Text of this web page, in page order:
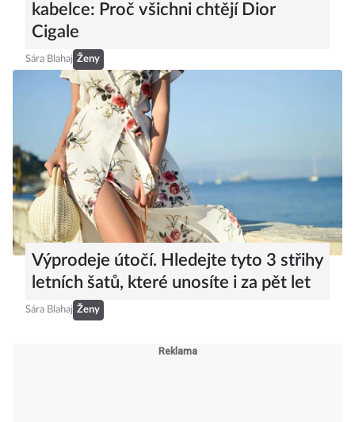
kabelce: Proč všichni chtějí Dior
Cigale
Sára Blahaj Ženy
Výprodeje útočí. Hledejte tyto 3 střihy
letních šatů, které unosíte i za pět let
Sára Blahaj Ženy